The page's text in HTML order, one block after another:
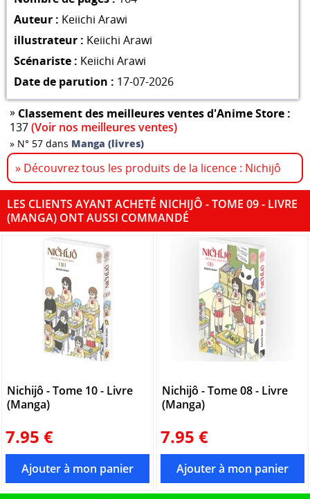
Auteur : Keiichi Arawi
illustrateur : Keiichi Arawi
Scénariste : Keiichi Arawi
Date de parution : 17-07-2026
» Classement des meilleures ventes d'Anime Store :
137(Voir nos meilleures ventes)
» N° 57 dans Manga (livres)
» Découvrez tous les produits de la licence : Nichijô
LES CLIENTS AYANT ACHETÉ NICHIJÔ - TOME 09 - LIVRE
(MANGA) ONT AUSSI COMMANDÉ
Nichijô - Tome 10 - Livre
(Manga)
7.95 €
Nichijô - Tome 08 - Livre
(Manga)
7.95 €